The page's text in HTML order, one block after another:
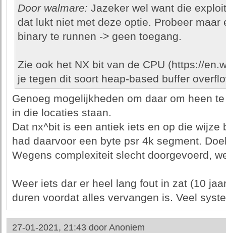
Door walmare: Jazeker wel want die
dat lukt niet met deze optie. Probeer maar
binary te runnen -> geen toegang.
Zie ook het NX bit van de CPU (https://
je tegen dit soort heap-based buffer
Genoeg mogelijkheden om daar om heen
in die locaties staan.
Dat nx^bit is een antiek iets en op die wijze
had daarvoor een byte psr 4k segment.
Wegens complexiteit slecht doorgevoerd,
Weer iets dar er heel lang fout in zat (10
duren voordat alles vervangen is. Veel
27-01-2021, 21:43 door Anoniem